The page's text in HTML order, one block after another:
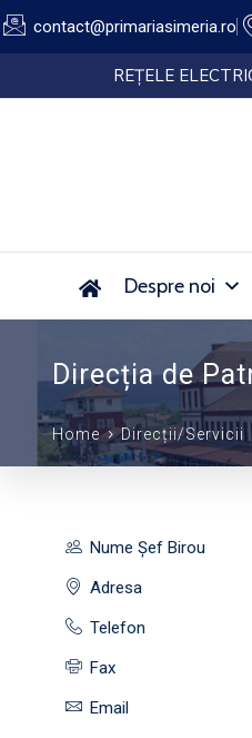
contact@primariasimeria.ro
Despre noi
Direcția de
Home Direcții/Servicii
Nume Șef Birou
Adresa
Telefon
Fax
Email